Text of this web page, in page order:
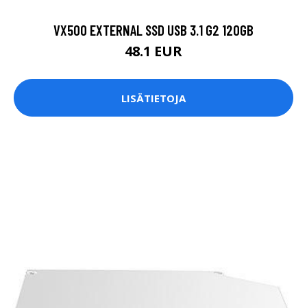
VX500 EXTERNAL SSD USB 3.1 G2 120GB
48.1 EUR
LISÄTIETOJA